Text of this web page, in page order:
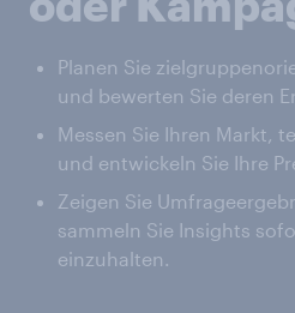
Planen Sie
und bewerten Sie deren
Messen Sie Ihren Markt,
und entwickeln Sie Ihre
Zeigen Sie
sammeln Sie Insights
einzuhalten.